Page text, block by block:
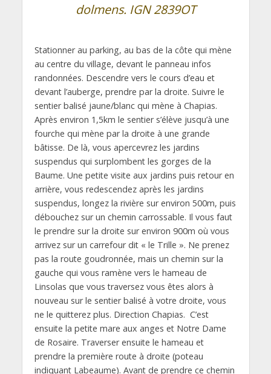
dolmens. IGN 2839OT
Stationner au parking, au bas de la côte qui mène
au centre du village, devant le panneau infos
randonnées. Descendre vers le cours d’eau et
devant l’auberge, prendre par la droite. Suivre le
sentier balisé jaune/blanc qui mène à Chapias.
Après environ 1,5km le sentier s’élève jusqu’à une
fourche qui mène par la droite à une grande
bâtisse. De là, vous apercevrez les jardins
suspendus qui surplombent les gorges de la
Baume. Une petite visite aux jardins puis retour en
arrière, vous redescendez après les jardins
suspendus, longez la rivière sur environ 500m, puis
débouchez sur un chemin carrossable. Il vous faut
le prendre sur la droite sur environ 900m où vous
arrivez sur un carrefour dit « le Trille ». Ne prenez
pas la route goudronnée, mais un chemin sur la
gauche qui vous ramène vers le hameau de
Linsolas que vous traversez vous êtes alors à
nouveau sur le sentier balisé à votre droite, vous
ne le quitterez plus. Direction Chapias. C’est
ensuite la petite mare aux anges et Notre Dame
de Rosaire. Traverser ensuite le hameau et
prendre la première route à droite (poteau
indiquant Labeaume). Avant de prendre ce chemin